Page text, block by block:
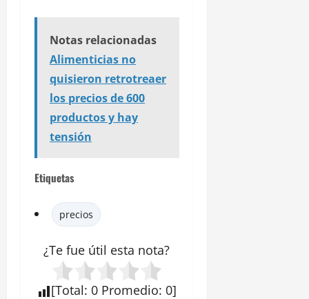
Notas relacionadas
Alimenticias no
quisieron retrotreaer
los precios de 600
productos y hay
tensión
Etiquetas
precios
¿Te fue útil esta nota?
[Total: 0 Promedio: 0]